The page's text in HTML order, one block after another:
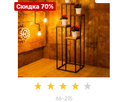
Скидка 70%
66-215